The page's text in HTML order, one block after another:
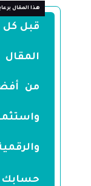
قبل كل
من
حسابك